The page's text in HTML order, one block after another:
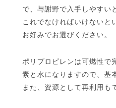
で、与謝野で入手しやすい
これでなければいけないと
お好みでお選びください。
ポリプロピレンは可燃性で
素と水になりますので、基
また、資源として再利用も